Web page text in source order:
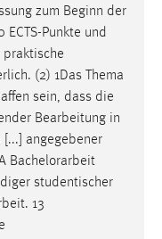
zum Beginn der
Punkte und
praktische
(2) 1Das Thema
sein, dass die
Bearbeitung in
angegebener
Bachelorarbeit
studentischer
. 13
anonym.
verstehen, wie
nutzen.